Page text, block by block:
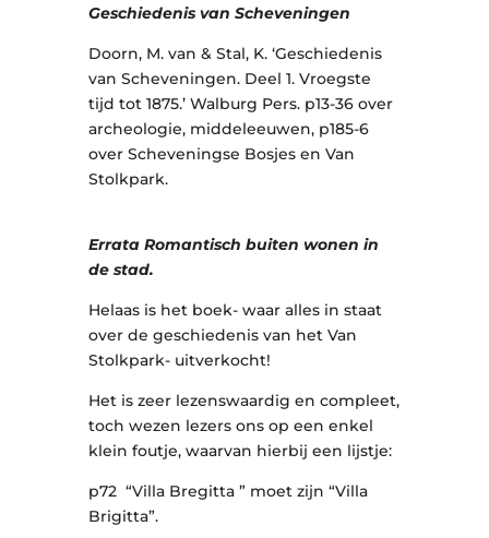
Geschiedenis van Scheveningen
Doorn, M. van & Stal, K. ‘Geschiedenis
van Scheveningen. Deel 1. Vroegste
tijd tot 1875.’ Walburg Pers. p13-36 over
archeologie, middeleeuwen, p185-6
over Scheveningse Bosjes en Van
Stolkpark.
Errata Romantisch buiten wonen in
de stad.
Helaas is het boek- waar alles in staat
over de geschiedenis van het Van
Stolkpark- uitverkocht!
Het is zeer lezenswaardig en compleet,
toch wezen lezers ons op een enkel
klein foutje, waarvan hierbij een lijstje:
p72 “Villa Bregitta ” moet zijn “Villa
Brigitta”.